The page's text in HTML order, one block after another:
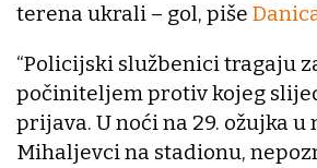
terena ukrali – gol, piše
“Policijski službenici tragaju
počiniteljem protiv kojeg
prijava. U noći na 29. ožujka u
Mihaljevci na stadionu,